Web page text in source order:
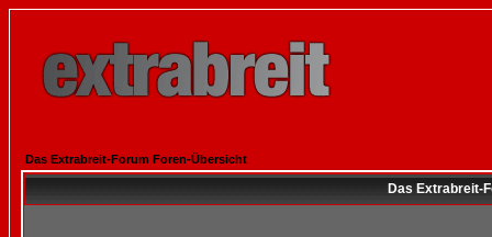
Das Extrabreit-Forum Foren-Übersicht
Das Extrabreit-